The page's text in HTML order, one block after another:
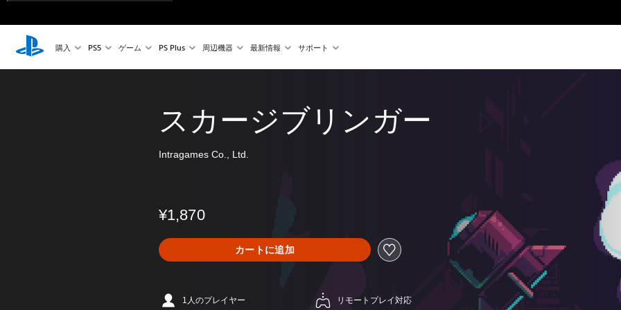
購入 PS5 ゲーム PS Plus 周辺機器 最新情報 サポート
スカージブリンガー
Intragames Co., Ltd.
¥1,870
カートに追加
1人のプレイヤー リモートプレイ対応